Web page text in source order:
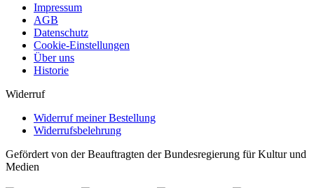
Impressum
AGB
Datenschutz
Cookie-Einstellungen
Über uns
Historie
Widerruf
Widerruf meiner Bestellung
Widerrufsbelehrung
Gefördert von der Beauftragten der Bundesregierung für Kultur und
Medien